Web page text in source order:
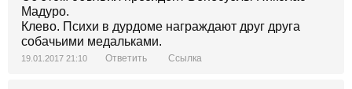
Мадуро.
Клево. Психи в дурдоме награждают друг друга
собачьими медальками.
19.01.2017 21:10 Ответить Ссылка